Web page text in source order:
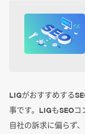
LIGがおすすめする
事です。LIGもSEOコ
自社の訴求に偏らず